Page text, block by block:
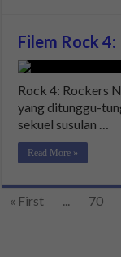
Filem Rock
Rock 4: Rockers
yang ditunggu-
sekuel susulan …
Read More »
« First 70